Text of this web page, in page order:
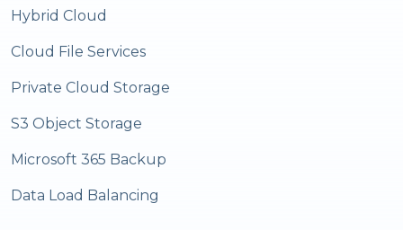
Hybrid Cloud
Cloud File Services
Private Cloud Storage
S3 Object Storage
Microsoft 365 Backup
Data Load Balancing